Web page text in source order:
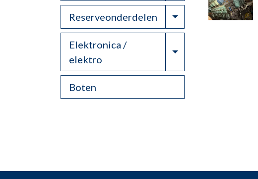
Reserveonderdelen Toggle Dropdown
Elektronica /
elektro
Toggle Dropdown
Boten